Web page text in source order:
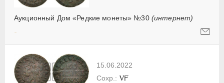
Аукционный Дом «Редкие монеты» №30 (интернет)
-
15.06.2022
VF